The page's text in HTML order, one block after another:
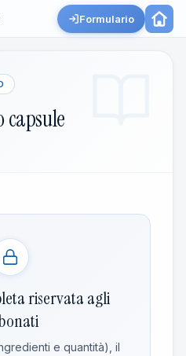
Formulario
capsule
riservata agli
e quantità), il